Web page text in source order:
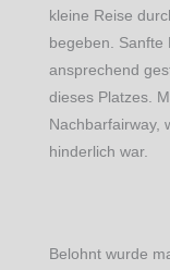
kleine Reise
begeben. Sanfte
ansprechend
dieses Platzes.
Nachbarfairway,
hinderlich war.
Belohnt wurde